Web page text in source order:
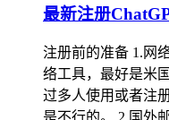
最新注册
注册前的准备 1.网
络工具，最好是米
过多人使用或者注